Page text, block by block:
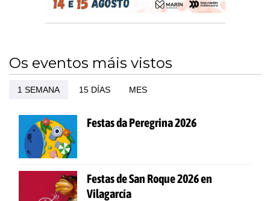
Os eventos máis vistos
1 SEMANA 15 DÍAS MES
Festas da Peregrina 2026
Festas de San Roque 2026 en
Vilagarcía